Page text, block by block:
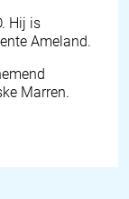
Hij is
Ameland.
Marren.